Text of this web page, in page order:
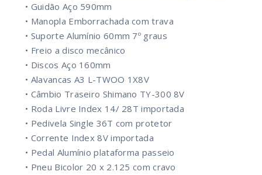
• Guidão Aço 590mm
• Manopla Emborrachada com trava
• Suporte Alumínio 60mm 7º graus
• Freio a disco mecânico
• Discos Aço 160mm
• Alavancas A3 L-TWOO 1X8V
• Câmbio Traseiro Shimano TY-300 8V
• Roda Livre Index 14/ 28T importada
• Pedivela Single 36T com protetor
• Corrente Index 8V importada
• Pedal Alumínio plataforma passeio
• Pneu Bicolor 20 x 2.125 com cravo